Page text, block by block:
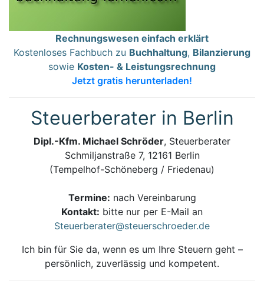
Rechnungswesen einfach erklärt
Kostenloses Fachbuch zu Buchhaltung, Bilanzierung
sowie Kosten- & Leistungsrechnung
Jetzt gratis herunterladen!
Steuerberater in Berlin
Dipl.-Kfm. Michael Schröder, Steuerberater
Schmiljanstraße 7, 12161 Berlin
(Tempelhof-Schöneberg / Friedenau)
Termine: nach Vereinbarung
Kontakt: bitte nur per E-Mail an
Steuerberater@steuerschroeder.de
Ich bin für Sie da, wenn es um Ihre Steuern geht –
persönlich, zuverlässig und kompetent.